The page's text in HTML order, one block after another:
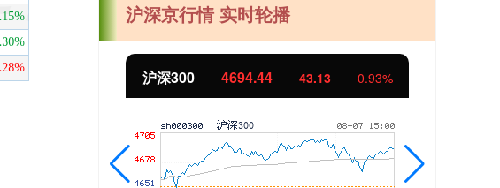
沪深京行情 实时轮播
沪深300 4694.44 43.13 0.93%